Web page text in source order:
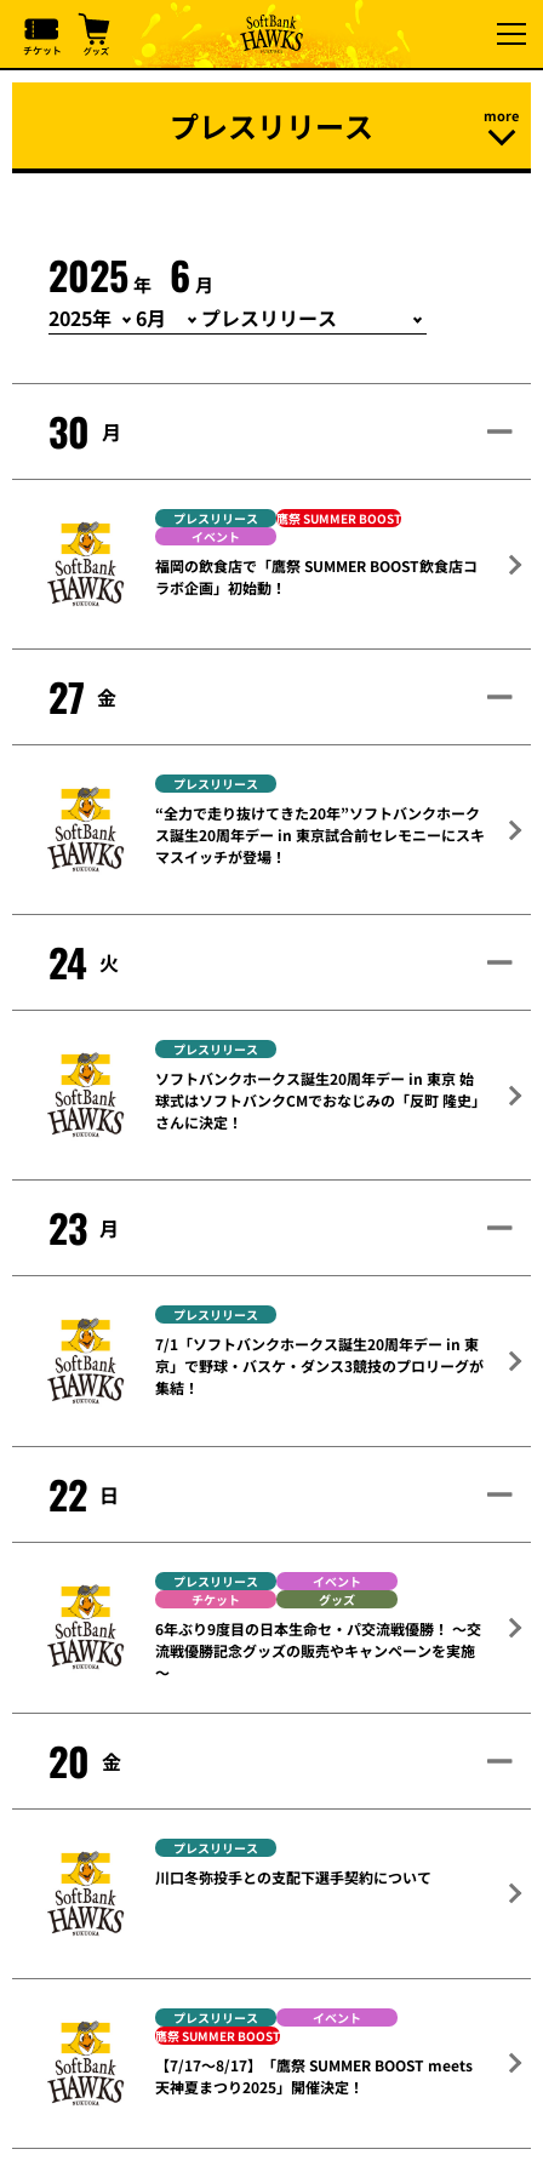
プレスリリース
2025年 6 月
30 月
プレスリリース
鷹祭 SUMMER BOOST
イベント
福岡の飲食店で「鷹祭 SUMMER BOOST飲食店コ
ラボ企画」初始動！
27 金
プレスリリース
“全力で走り抜けてきた20年”ソフトバンクホーク
ス誕生20周年デー in 東京試合前セレモニーにスキ
マスイッチが登場！
24 火
プレスリリース
ソフトバンクホークス誕生20周年デー in 東京 始
球式はソフトバンクCMでおなじみの「反町 隆史」
さんに決定！
23 月
プレスリリース
7/1「ソフトバンクホークス誕生20周年デー in 東
京」で野球・バスケ・ダンス3競技のプロリーグが
集結！
22 日
プレスリリース
イベント
チケット
グッズ
6年ぶり9度目の日本生命セ・パ交流戦優勝！ ～交
流戦優勝記念グッズの販売やキャンペーンを実施
～
20 金
プレスリリース
川口冬弥投手との支配下選手契約について
プレスリリース
イベント
鷹祭 SUMMER BOOST
【7/17～8/17】「鷹祭 SUMMER BOOST meets
天神夏まつり2025」開催決定！